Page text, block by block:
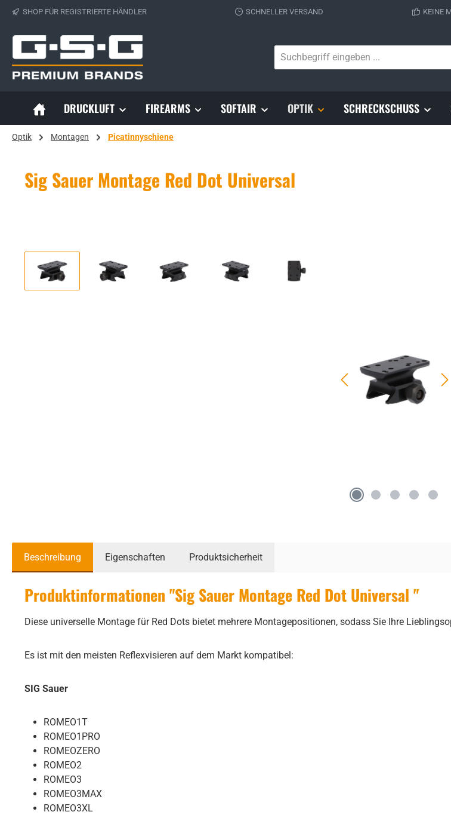
Hauptinhalt springen
Zur Suche springen
Zur Hauptnavigation springen
SHOP FÜR REGISTRIERTE HÄNDLER SCHNELLER VERSAND KEINE
DRUCKLUFT FIREARMS SOFTAIR OPTIK SCHRECKSCHUSS
Optik Montagen Picatinnyschiene
Sig Sauer Montage Red Dot Universal
Bildergalerie überspringen
Beschreibung Eigenschaften Produktsicherheit
Produktinformationen "Sig Sauer Montage Red Dot Universal "
Diese universelle Montage für Red Dots bietet mehrere Montagepositionen, sodass Sie Ihre
Es ist mit den meisten Reflexvisieren auf dem Markt kompatibel:
SIG Sauer
ROMEO1T
ROMEO1PRO
ROMEOZERO
ROMEO2
ROMEO3
ROMEO3MAX
ROMEO3XL